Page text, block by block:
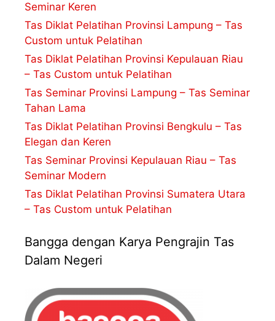
Seminar Keren
Tas Diklat Pelatihan Provinsi Lampung – Tas
Custom untuk Pelatihan
Tas Diklat Pelatihan Provinsi Kepulauan Riau
– Tas Custom untuk Pelatihan
Tas Seminar Provinsi Lampung – Tas Seminar
Tahan Lama
Tas Diklat Pelatihan Provinsi Bengkulu – Tas
Elegan dan Keren
Tas Seminar Provinsi Kepulauan Riau – Tas
Seminar Modern
Tas Diklat Pelatihan Provinsi Sumatera Utara
– Tas Custom untuk Pelatihan
Bangga dengan Karya Pengrajin Tas
Dalam Negeri